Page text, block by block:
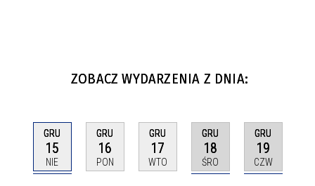
ZOBACZ WYDARZENIA Z DNIA:
GRU
15
NIE
GRU
16
PON
GRU
17
WTO
GRU
18
ŚRO
GRU
19
CZW